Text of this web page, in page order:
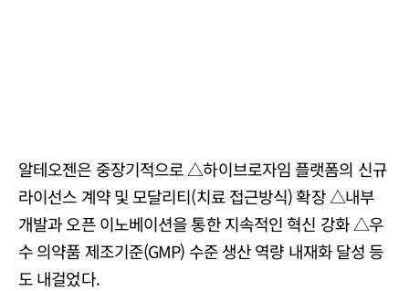
알테오젠은 중장기적으로 △하이브로자임 플랫폼의 신규
라이선스 계약 및 모달리티(치료 접근방식) 확장 △내부
개발과 오픈 이노베이션을 통한 지속적인 혁신 강화 △우
수 의약품 제조기준(GMP) 수준 생산 역량 내재화 달성 등
도 내걸었다.